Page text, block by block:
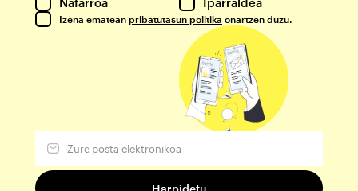
Izena ematean pribatutasun politika onartzen duzu.